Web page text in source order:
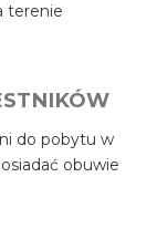
terenie
do pobytu w
obuwie